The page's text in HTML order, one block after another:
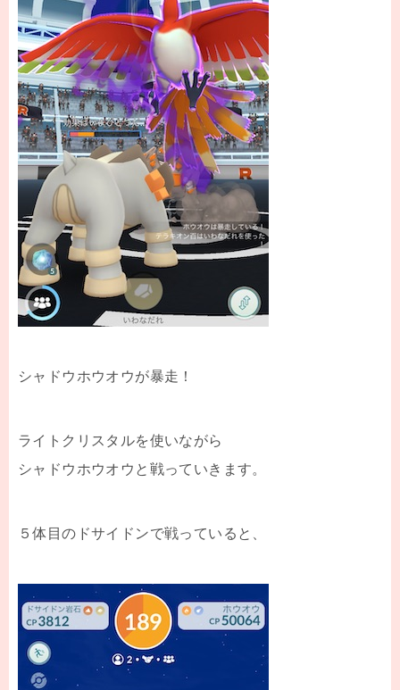
シャドウホウオウが暴走！
ライトクリスタルを使いながら
シャドウホウオウと戦っていきます。
５体目のドサイドンで戦っていると、